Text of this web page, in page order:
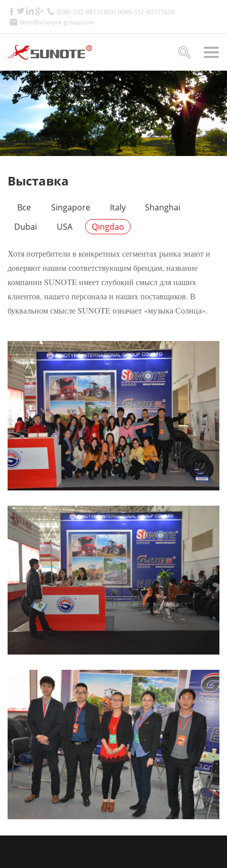
0086-532-88731803|0086-532-80771658
demi@sinotyre-group.com
Выставка
Все Singapore Italy
Shanghai
Dubai
USA Qingdao
Хотя потребители в конкретных сегментах рынка знают и
доверяют нашим соответствующим брендам, название
компании SUNOTE имеет глубокий смысл для наших
клиентов, нашего персонала и наших поставщиков. В
буквальном смысле SUNOTE означает «музыка Солнца».